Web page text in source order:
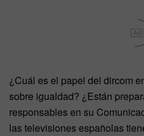
Ad
¿Cuál es el papel del dircom
sobre igualdad? ¿Están
responsables en su
las televisiones españolas